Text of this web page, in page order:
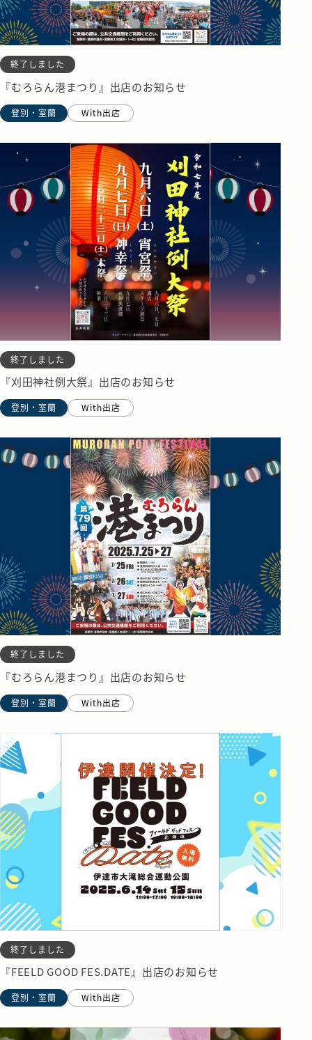
終了しました
『むろらん港まつり』出店のお知らせ
登別・室蘭 With出店
終了しました
『刈田神社例大祭』出店のお知らせ
登別・室蘭 With出店
終了しました
『むろらん港まつり』出店のお知らせ
登別・室蘭 With出店
終了しました
『FEELD GOOD FES.DATE』出店のお知らせ
登別・室蘭 With出店